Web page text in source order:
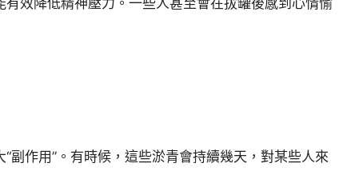
副作用”。有時候，這些淤青會持續幾天，對某些人來